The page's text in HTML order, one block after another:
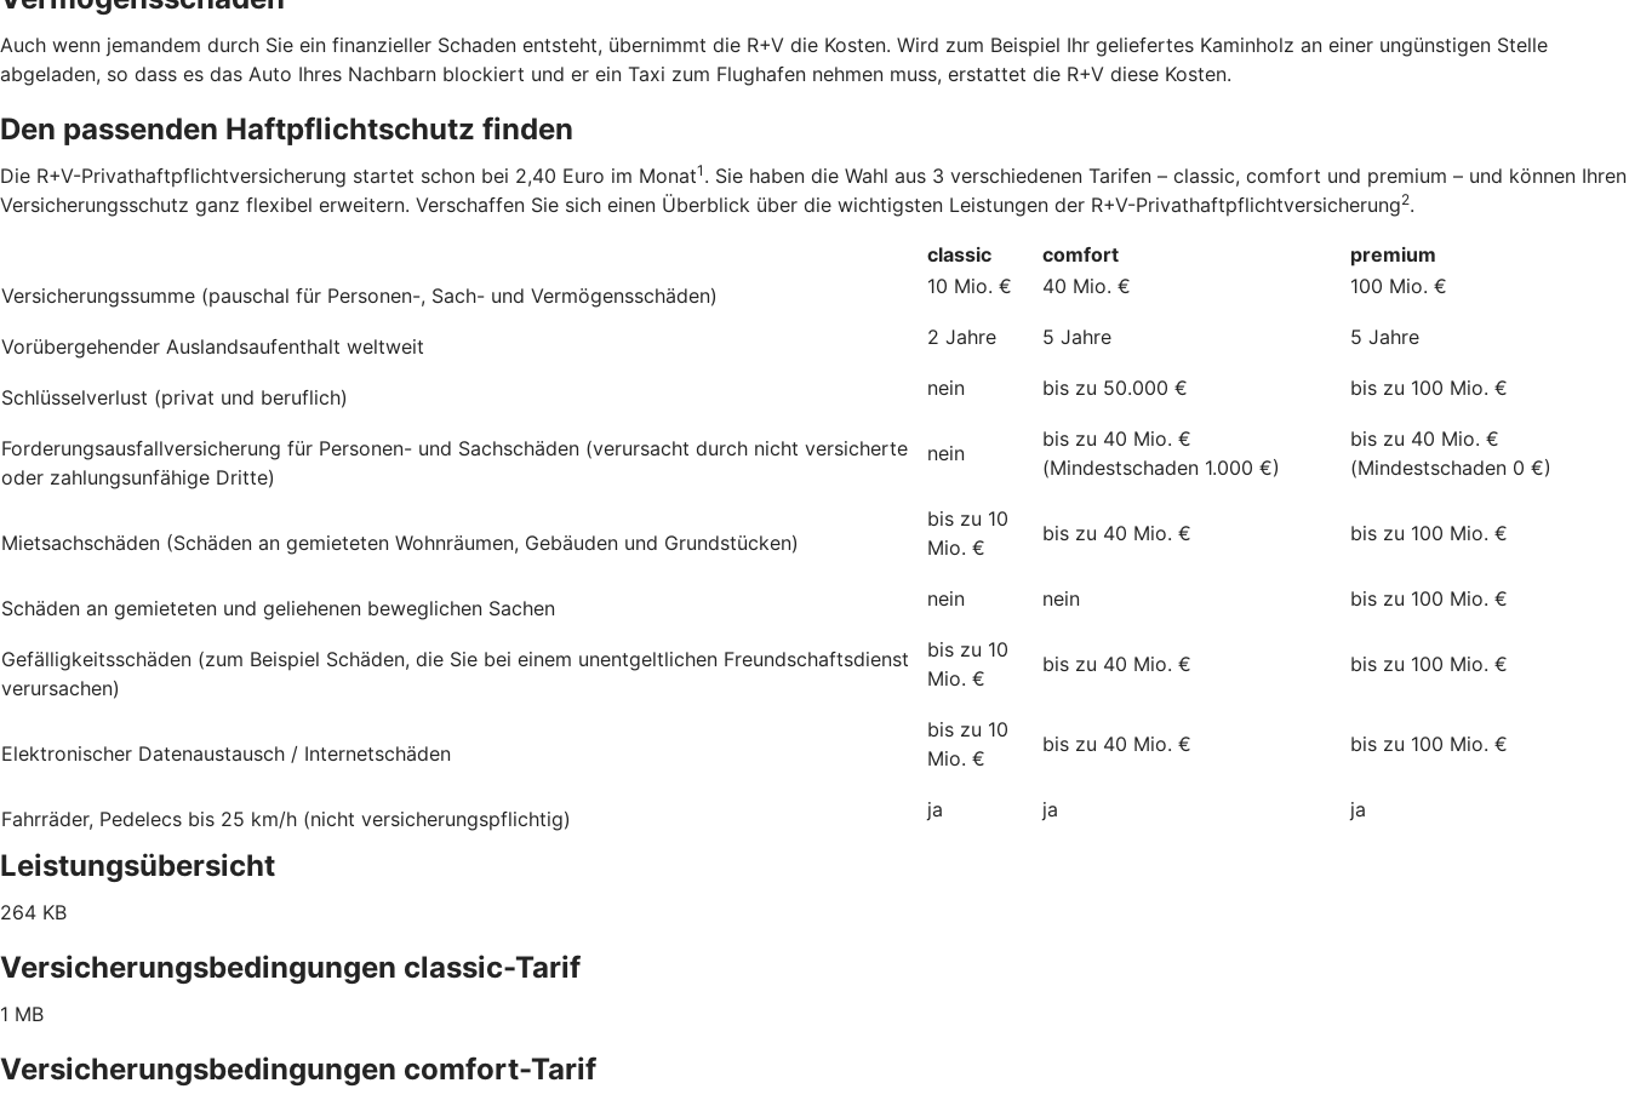
Auch wenn jemandem durch Sie ein finanzieller Schaden entsteht, übernimmt die R+V die Kosten. Wird zum Beispiel Ihr geliefertes Kaminholz an einer ungünstigen Stelle
abgeladen, so dass es das Auto Ihres Nachbarn blockiert und er ein Taxi zum Flughafen nehmen muss, erstattet die R+V diese Kosten.
Den passenden Haftpflichtschutz finden
Die R+V-Privathaftpflichtversicherung startet schon bei 2,40 Euro im Monat1 . Sie haben die Wahl aus 3 verschiedenen Tarifen – classic, comfort und premium – und können Ihren
Versicherungsschutz ganz flexibel erweitern. Verschaffen Sie sich einen Überblick über die wichtigsten Leistungen der R+V-Privathaftpflichtversicherung2.
classic comfort
premium
Versicherungssumme (pauschal für Personen-, Sach- und Vermögensschäden)
10 Mio. € 40 Mio. € 100 Mio. €
Vorübergehender Auslandsaufenthalt weltweit 2 Jahre 5 Jahre 5 Jahre
Schlüsselverlust (privat und beruflich) nein bis zu 50.000 € bis zu 100 Mio. €
Forderungsausfallversicherung für Personen- und Sachschäden (verursacht durch nicht versicherte
oder zahlungsunfähige Dritte)
nein
bis zu 40 Mio. €
(Mindestschaden 1.000 €)
bis zu 40 Mio. €
(Mindestschaden 0 €)
Mietsachschäden (Schäden an gemieteten Wohnräumen, Gebäuden und Grundstücken)
bis zu 10
Mio. €
bis zu 40 Mio. € bis zu 100 Mio. €
Schäden an gemieteten und geliehenen beweglichen Sachen nein nein bis zu 100 Mio. €
Gefälligkeitsschäden (zum Beispiel Schäden, die Sie bei einem unentgeltlichen Freundschaftsdienst
verursachen)
bis zu 10
Mio. €
bis zu 40 Mio. € bis zu 100 Mio. €
Elektronischer Datenaustausch / Internetschäden
bis zu 10
Mio. €
bis zu 40 Mio. € bis zu 100 Mio. €
Fahrräder, Pedelecs bis 25 km/h (nicht versicherungspflichtig) ja ja ja
Leistungsübersicht
264 KB
Versicherungsbedingungen classic-Tarif
1 MB
Versicherungsbedingungen comfort-Tarif